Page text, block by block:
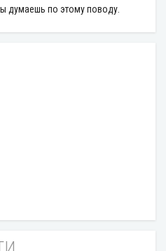
думаешь по этому поводу.